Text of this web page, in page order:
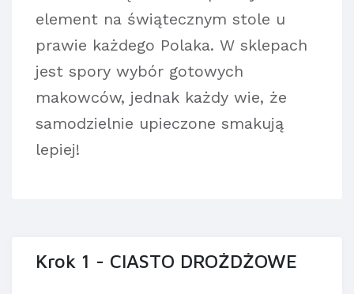
element na świątecznym stole u
prawie każdego Polaka. W sklepach
jest spory wybór gotowych
makowców, jednak każdy wie, że
samodzielnie upieczone smakują
lepiej!
Krok 1 - CIASTO DROŻDŻOWE